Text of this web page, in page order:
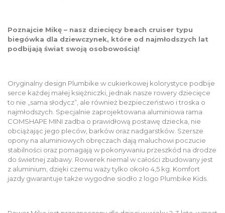
Poznajcie Mikę – nasz dziecięcy beach cruiser typu
biegówka dla dziewczynek, które od najmłodszych lat
podbijają świat swoją osobowością!
Oryginalny design Plumbike w cukierkowej kolorystyce podbije
serce każdej małej księżniczki, jednak nasze rowery dziecięce
to nie „sama słodycz”, ale również bezpieczeństwo i troska o
najmłodszych. Specjalnie zaprojektowana aluminiowa rama
COMSHAPE MINI zadba o prawidłową postawę dziecka, nie
obciążając jego pleców, barków oraz nadgarstków. Szersze
opony na aluminiowych obręczach dają maluchowi poczucie
stabilności oraz pomagają w pokonywaniu przeszkód na drodze
do świetnej zabawy. Rowerek niemal w całości zbudowany jest
z aluminium, dzięki czemu waży tylko około 4,5 kg. Komfort
jazdy gwarantuje także wygodne siodło z logo Plumbike Kids.